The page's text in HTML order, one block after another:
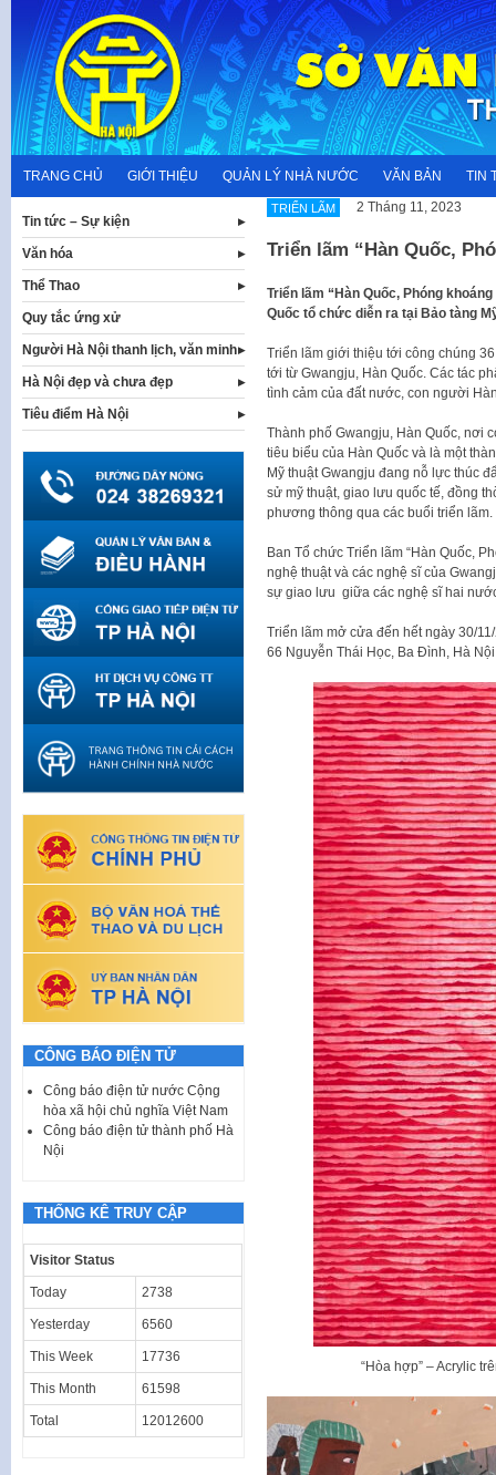
content
TRANG CHỦ GIỚI THIỆU QUẢN LÝ NHÀ NƯỚC VĂN BẢN TIN
TRIỂN LÃM 2 Tháng 11, 2023
Triển lãm “Hàn Quốc,
Triển lãm “Hàn Quốc, Phóng
Quốc tổ chức diễn ra tại Bảo tàng
Triển lãm giới thiệu tới công chúng
tới từ Gwangju, Hàn Quốc. Các tác
tình cảm của đất nước, con người
Thành phố Gwangju, Hàn Quốc, nơi
tiêu biểu của Hàn Quốc và là một
Mỹ thuật Gwangju đang nỗ lực thúc
sử mỹ thuật, giao lưu quốc tế, đồng
phương thông qua các buổi triển lãm.
Ban Tổ chức Triển lãm “Hàn Quốc,
nghệ thuật và các nghệ sĩ của
sự giao lưu giữa các nghệ sĩ hai
Triển lãm mở cửa đến hết ngày 30/
66 Nguyễn Thái Học, Ba Đình, Hà
“Hòa hợp” – Acrylic
Tin tức – Sự kiện
Văn hóa
Thể Thao
Quy tắc ứng xử
Người Hà Nội thanh lịch, văn minh
Hà Nội đẹp và chưa đẹp
Tiêu điểm Hà Nội
CÔNG BÁO ĐIỆN TỬ
Công báo điện tử nước Cộng
hòa xã hội chủ nghĩa Việt Nam
Công báo điện tử thành phố Hà
Nội
THỐNG KÊ TRUY CẬP
Visitor Status
Today 2738
Yesterday 6560
This Week 17736
This Month 61598
Total 12012600